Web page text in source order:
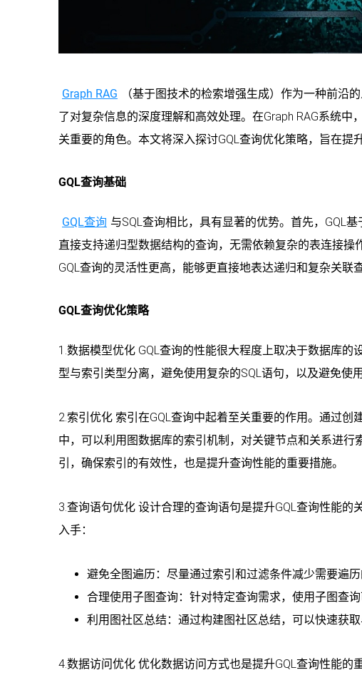
Graph RAG
（基于图技术的检索增强生成）作为一种前沿
了对复杂信息的深度理解和高效处理。在Graph RAG系统中
关重要的角色。本文将深入探讨GQL查询优化策略，旨在提
GQL查询基础
GQL查询 与SQL查询相比，具有显著的优势。首先，GQL
直接支持递归型数据结构的查询，无需依赖复杂的表连接操
GQL查询的灵活性更高，能够更直接地表达递归和复杂关联
GQL查询优化策略
1.数据模型优化 GQL查询的性能很大程度上取决于数据库
型与索引类型分离，避免使用复杂的SQL语句，以及避免使
2.索引优化 索引在GQL查询中起着至关重要的作用。通过
中，可以利用图数据库的索引机制，对关键节点和关系进
引，确保索引的有效性，也是提升查询性能的重要措施。
3.查询语句优化 设计合理的查询语句是提升GQL查询性能
入手：
避免全图遍历：尽量通过索引和过滤条件减少需要遍历
合理使用子图查询：针对特定查询需求，使用子图查
利用图社区总结：通过构建图社区总结，可以快速获
4.数据访问优化 优化数据访问方式也是提升GQL查询性能的